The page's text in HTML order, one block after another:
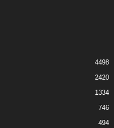
4498
2420
1334
746
494